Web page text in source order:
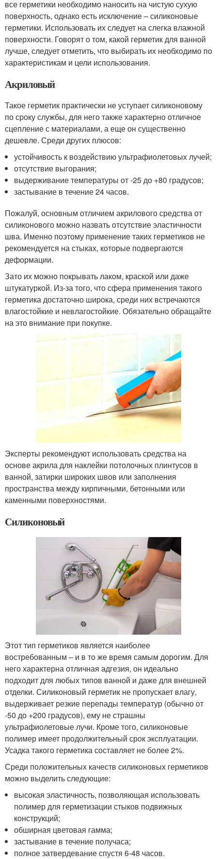
все герметики необходимо наносить на чистую сухую
поверхность, однако есть исключение – силиконовые
герметики. Использовать их следует на слегка влажной
поверхности. Говорят о том, какой герметик для ванной
лучше, следует отметить, что выбирать их необходимо по
характеристикам и цели использования.
Акриловый
Такое герметик практически не уступает силиконовому
по сроку службы, для него также характерно отличное
сцепление с материалами, а еще он существенно
дешевле. Среди других плюсов:
устойчивость к воздействию ультрафиолетовых лучей;
отсутствие выгорания;
выдерживание температуры от -25 до +80 градусов;
застывание в течение 24 часов.
Пожалуй, основным отличием акрилового средства от
силиконового можно назвать отсутствие эластичности
шва. Именно поэтому применение таких герметиков не
рекомендуется на стыках, которые подвергаются
деформации.
Зато их можно покрывать лаком, краской или даже
штукатуркой. Из-за того, что сфера применения такого
герметика достаточно широка, среди них встречаются
влагостойкие и невлагостойкие. Обязательно обращайте
на это внимание при покупке.
Эксперты рекомендуют использовать средства на
основе акрила для наклейки потолочных плинтусов в
ванной, затирки широких швов или заполнения
пространства между кирпичными, бетонными или
каменными поверхностями.
Силиконовый
Этот тип герметиков является наиболее
востребованным – и в то же время самым дорогим. Для
него характерна отличная адгезия, он идеально
подходит для любых типов ванной и даже для внешней
отделки. Силиконовый герметик не пропускает влагу,
выдерживает резкие перепады температур (обычно от
-50 до +200 градусов), ему не страшны
ультрафиолетовые лучи. Кроме того, силиконовые
полимер имеет продолжительный срок эксплуатации.
Усадка такого герметика составляет не более 2%.
Среди положительных качеств силиконовых герметиков
можно выделить следующие:
высокая эластичность, позволяющая использовать
полимер для герметизации стыков подвижных
конструкций;
обширная цветовая гамма;
застывание в течение получаса;
полное затвердевание спустя 6-48 часов.